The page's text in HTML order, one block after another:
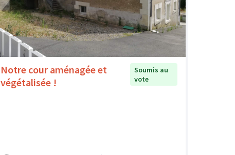
Notre cour aménagée et
végétalisée !
Soumis au
vote